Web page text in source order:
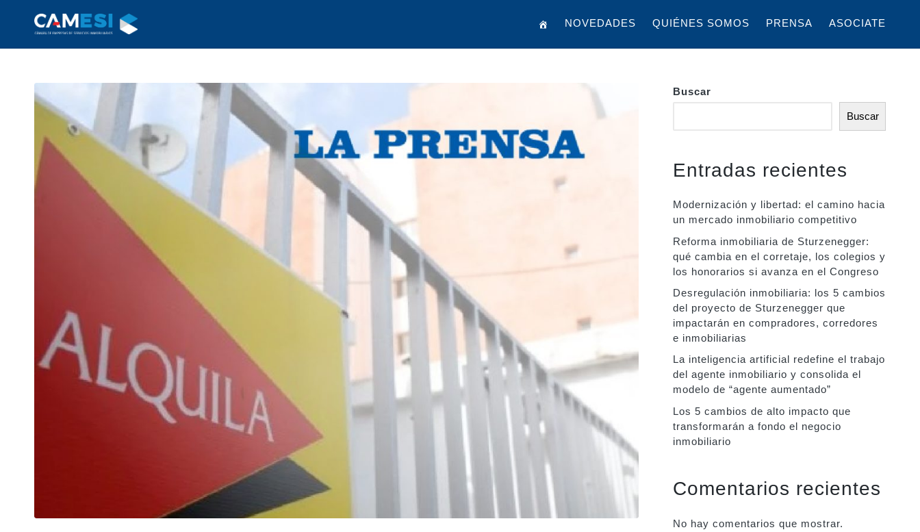
NOVEDADES QUIÉNES SOMOS PRENSA ASOCIATE
Buscar
Buscar
Entradas recientes
Modernización y libertad: el camino hacia
un mercado inmobiliario competitivo
Reforma inmobiliaria de Sturzenegger:
qué cambia en el corretaje, los colegios y
los honorarios si avanza en el Congreso
Desregulación inmobiliaria: los 5 cambios
del proyecto de Sturzenegger que
impactarán en compradores, corredores
e inmobiliarias
La inteligencia artificial redefine el trabajo
del agente inmobiliario y consolida el
modelo de “agente aumentado”
Los 5 cambios de alto impacto que
transformarán a fondo el negocio
inmobiliario
Comentarios recientes
No hay comentarios que mostrar.